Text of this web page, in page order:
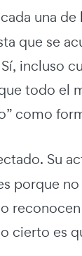
una
que se
incluso
todo el
como
Su
porque
cierto es